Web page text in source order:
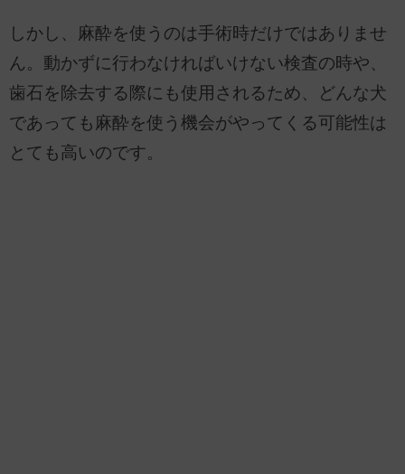
しかし、麻酔を使うのは手術時だけではありませ
ん。動かずに行わなければいけない検査の時や、
歯石を除去する際にも使用されるため、どんな犬
であっても麻酔を使う機会がやってくる可能性は
とても高いのです。